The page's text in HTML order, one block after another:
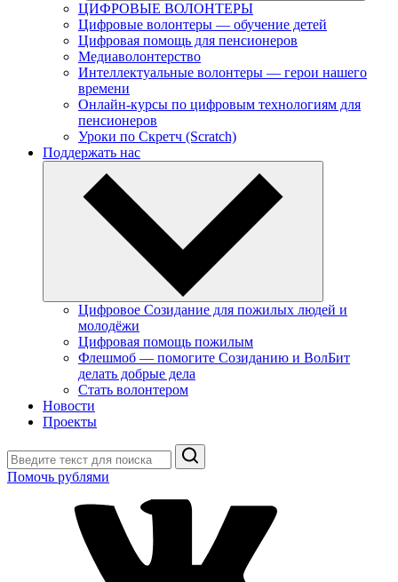
ЦИФРОВЫЕ ВОЛОНТЕРЫ
Цифровые волонтеры — обучение детей
Цифровая помощь для пенсионеров
Медиаволонтерство
Интеллектуальные волонтеры — герои нашего
времени
Онлайн-курсы по цифровым технологиям для
пенсионеров
Уроки по Скретч (Scratch)
Поддержать нас
Цифровое Созидание для пожилых людей и
молодёжи
Цифровая помощь пожилым
Флешмоб — помогите Созиданию и ВолБит
делать добрые дела
Стать волонтером
Новости
Проекты
Поиск
Помочь рублями